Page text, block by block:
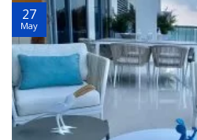
27
May